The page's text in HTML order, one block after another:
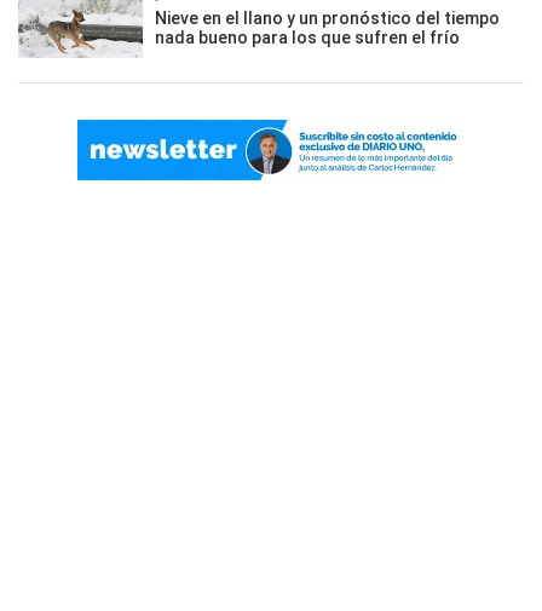
Nieve en el llano y un pronóstico del tiempo
nada bueno para los que sufren el frío